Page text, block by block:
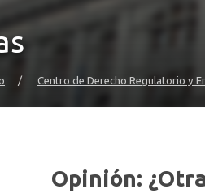
/ Centro de Derecho Regulatorio y
Opinión: